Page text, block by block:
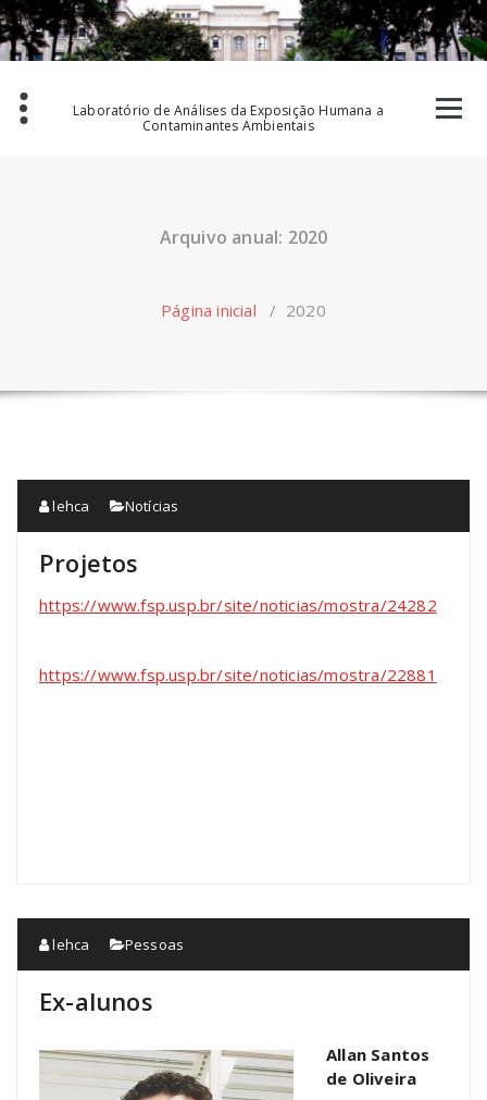
Skip
to
content
Laboratório de Análises da Exposição Humana a
Contaminantes Ambientais
Arquivo anual: 2020
Página inicial / 2020
lehca Notícias
Projetos
https://www.fsp.usp.br/site/noticias/mostra/24282
https://www.fsp.usp.br/site/noticias/mostra/22881
lehca Pessoas
Ex-alunos
Allan Santos
de Oliveira